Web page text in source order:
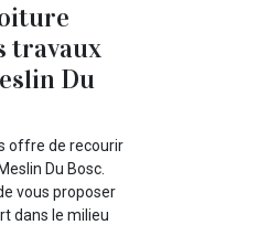
travaux
Du
offre de recourir
Du Bosc.
vous proposer
dans le milieu